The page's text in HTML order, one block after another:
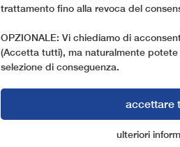
BEYOND
trattamento fino alla revoca del
OPZIONALE: Vi chiediamo di
(Accetta tutti), ma naturalmente
selezione di conseguenza.
accettare
cookie di
ulteriori